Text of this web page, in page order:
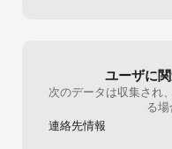
端末の設定>プライバシー
アクセスをオンまたはオフ
ユーザに
次のデータは収集され
る場
連絡先情報